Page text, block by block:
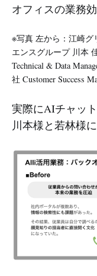
オフィスの業務
※写真 左から：江崎グ
エンスグループ 川本
Technical & Data
社 Customer Success
実際にAIチャッ
川本様と若林様